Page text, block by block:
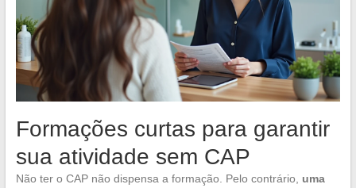
Formações curtas para garantir
sua atividade sem CAP
Não ter o CAP não dispensa a formação. Pelo contrário, uma